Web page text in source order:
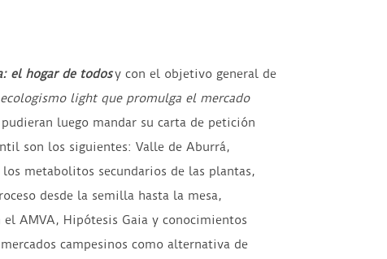
el hogar de todosy con el objetivo general de
ecologismo lightque promulga el mercado
luego mandar su carta de petición
son los siguientes: Valle de Aburrá,
metabolitos secundarios de las plantas,
desde la semilla hasta la mesa,
AMVA, Hipótesis Gaia y conocimientos
campesinos como alternativa de